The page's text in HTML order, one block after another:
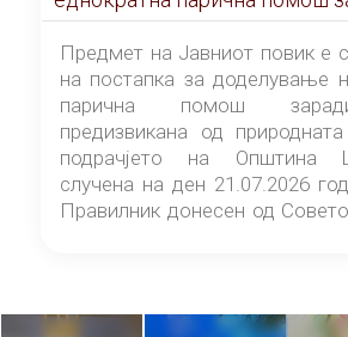
штетата предизвикана од природната
непогода на подрачјето на
Центар-Скопје случена на ден 21.07.2026
година
Предмет на Јавниот повик е
на постапка за доделување
парична помош
предизвикана од
подрачјето на Општина
случена на ден 21.07.2026
Правилник донесен од